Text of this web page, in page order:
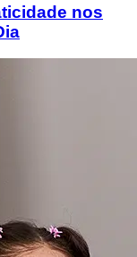
nos